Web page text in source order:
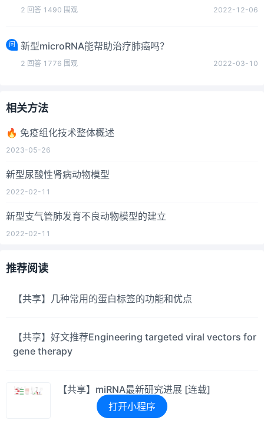
2 回答 1490 围观 2022-12-06
问 新型microRNA能帮助治疗肺癌吗？
2 回答 1776 围观 2022-03-10
相关方法
🔥 免疫组化技术整体概述
2023-05-26
新型尿酸性肾病动物模型
2022-02-11
新型支气管肺发育不良动物模型的建立
2022-02-11
推荐阅读
【共享】几种常用的蛋白标签的功能和优点
【共享】好文推荐Engineering targeted viral vectors for
gene therapy
【共享】miRNA最新研究进展 [连载]
打开小程序